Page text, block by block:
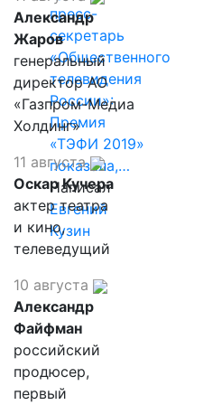
пресс-
секретарь
«Общественного
телевидения
России»:
Премия
«ТЭФИ 2019»
показала,…
Написал
Евгений
Кузин
Александр
Жаров
генеральный
директор АО
«Газпром-Медиа
Холдинг»
11 августа
Оскар Кучера
актер театра
и кино,
телеведущий
10 августа
Александр
Файфман
российский
продюсер,
первый